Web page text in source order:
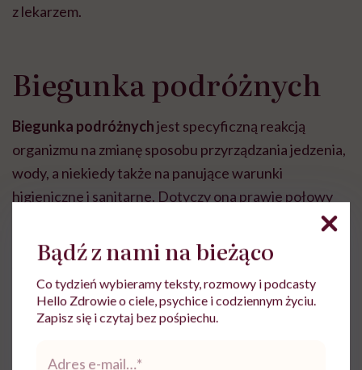
z lekarzem.
Biegunka podróżnych
Biegunka podróżnychjest specyficzną reakcją
organizmu na zmianę sposobu przyrządzania jedzenia,
wody, a niekiedy także na panujące warunki
higieniczne i sanitarne. Dotyczy ona prawie połowy
podróżujących, szczególnie do krajów azjatyckich,
afrykańskich, środkowowschodnich i Ameryki
Łacińskiej. Rozwolnienie pojawia się w pierwszych
dniach pobytu.
Bądź z nami na bieżąco
Co tydzień wybieramy teksty, rozmowy i podcasty
Hello Zdrowie o ciele, psychice i codziennym życiu.
Zapisz się i czytaj bez pośpiechu.